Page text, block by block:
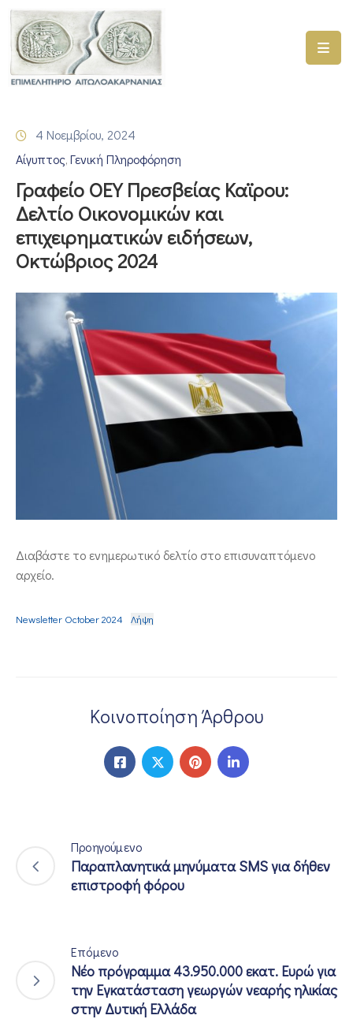
ΑΡΧΙΚΗ
ΓΕΜΗ
–
ΠΡΟΓΡΑΜΜΑΤΑ
ΕΠΙΜΕΛΗΤΗΡΙΟΥ
ΣΥΜΜΕΤΟΧΗ
ΕΤΑΙΡΕΙΕΣ
ΕΠΙΚΑΙΡΟΤΗΤΑ
ΕΠΙΚΟΙΝΩΝΙΑ
4 Νοεμβρίου, 2024
Αίγυπτος‚ Γενική Πληροφόρηση
Γραφείο ΟΕΥ Πρεσβείας Καϊρου:
Δελτίο Οικονομικών και
επιχειρηματικών ειδήσεων,
Οκτώβριος 2024
Διαβάστε το ενημερωτικό δελτίο στο επισυναπτόμενο
αρχείο.
Newsletter October 2024 Λήψη
Κοινοποίηση Άρθρου
Προηγούμενο
Παραπλανητικά μηνύματα SMS για δήθεν
επιστροφή φόρου
Επόμενο
Νέο πρόγραμμα 43.950.000 εκατ. Ευρώ για
την Εγκατάσταση γεωργών νεαρής ηλικίας
στην Δυτική Ελλάδα